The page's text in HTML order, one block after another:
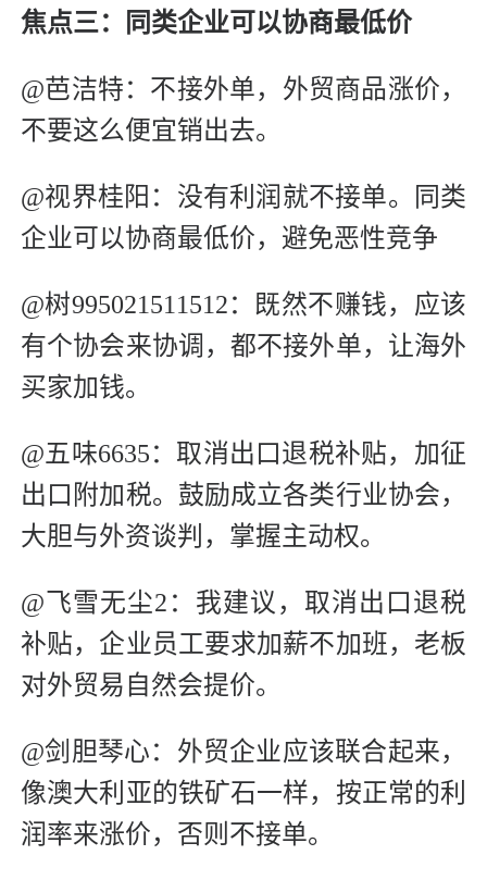
焦点三：同类企业可以协商最低价
@芭洁特：不接外单，外贸商品涨价，
不要这么便宜销出去。
@视界桂阳：没有利润就不接单。同类
企业可以协商最低价，避免恶性竞争
@树995021511512：既然不赚钱，应该
有个协会来协调，都不接外单，让海外
买家加钱。
@五味6635：取消出口退税补贴，加征
出口附加税。鼓励成立各类行业协会，
大胆与外资谈判，掌握主动权。
@飞雪无尘2：我建议，取消出口退税
补贴，企业员工要求加薪不加班，老板
对外贸易自然会提价。
@剑胆琴心：外贸企业应该联合起来，
像澳大利亚的铁矿石一样，按正常的利
润率来涨价，否则不接单。